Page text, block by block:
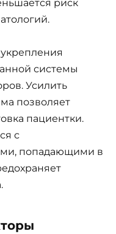
риск
системы
Усилить
позволяет
пациентки.
с
попадающими в